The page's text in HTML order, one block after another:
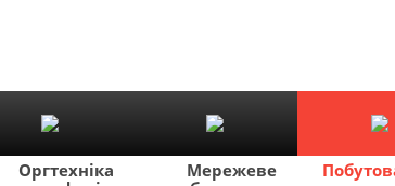
Оргтехніка
Мережеве